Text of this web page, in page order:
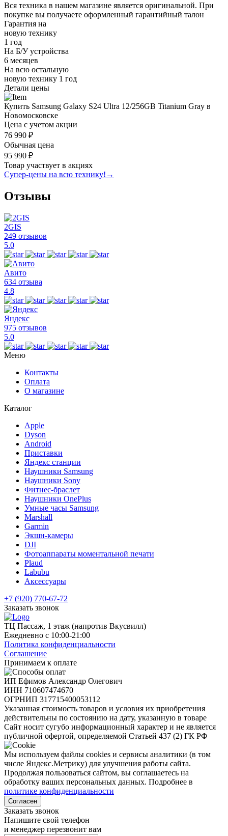
Вся техника в нашем магазине является оригинальной. При
покупке вы получаете оформленный гарантийный талон
Гарантия на
новую технику
1 год
На Б/У устройства
6 месяцев
На всю остальную
новую технику 1 год
Детали цены
Купить Samsung Galaxy S24 Ultra 12/256GB Titanium Gray в
Новомосковске
Цена с учетом акции
76 990 ₽
Обычная цена
95 990 ₽
Товар участвует в акциях
Супер-цены на всю технику! →
Отзывы
2GIS
249 отзывов
5.0
Авито
634 отзыва
4.8
Яндекс
975 отзывов
5.0
Меню
Контакты
Оплата
О магазине
Каталог
Apple
Dyson
Android
Приставки
Яндекс станции
Наушники Samsung
Наушники Sony
Фитнес-браслет
Наушники OnePlus
Умные часы Samsung
Marshall
Garmin
Экшн-камеры
DJI
Фотоаппараты моментальной печати
Plaud
Labubu
Аксессуары
+7 (920) 770-67-72
Заказать звонок
ТЦ Пассаж, 1 этаж (напротив Вкусвилл)
Ежедневно с 10:00-21:00
Политика конфиденциальности
Соглашение
Принимаем к оплате
ИП Ефимов Александр Олегович
ИНН 710607474670
ОГРНИП 317715400053112
Указанная стоимость товаров и условия их приобретения
действительны по состоянию на дату, указанную в товаре
Сайт носит сугубо информационный характер и не является
публичной офертой, определяемой Статьей 437 (2) ГК РФ
Мы используем файлы cookies и сервисы аналитики (в том
числе Яндекс.Метрику) для улучшения работы сайта.
Продолжая пользоваться сайтом, вы соглашаетесь на
обработку ваших персональных данных. Подробнее в
политике конфиденциальности
Согласен
Заказать звонок
Напишите свой телефон
и менеджер перезвонит вам